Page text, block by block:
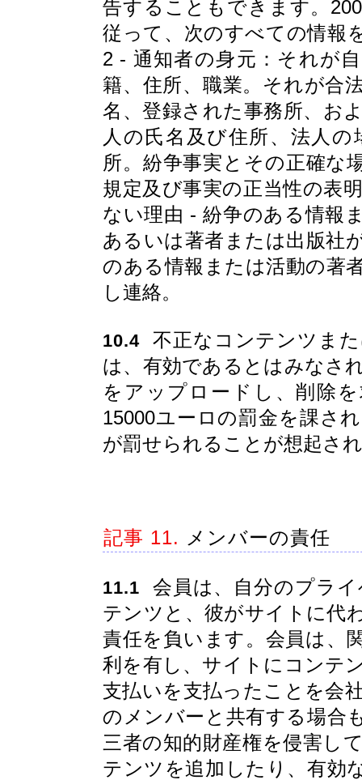
告することもできます。
従って、次のすべての情報
2 - 通知者の身元：それが
籍、住所、職業。それが合
名、登録された事務所、お
人の氏名及び住所、法人
所。紛争事実とその正確な
規定及び事実の正当性の表
ない理由 - 紛争のある情報
あるいは著者または出版社
のある情報または活動の著
し連絡。
10.4 不正なコンテンツま
は、有効であるとはみなさ
をアップロードし、削除
15000ユーロの罰金を課さ
が罰せられることが想起さ
記事 11. メンバーの責任
11.1 会員は、自分のプラ
テンツと、彼がサイトに代
責任を負います。会員は、
利を有し、サイトにコンテ
支払いを支払ったことを会
のメンバーと共有する場合
三者の知的財産権を侵害し
テンツを追加したり、有効